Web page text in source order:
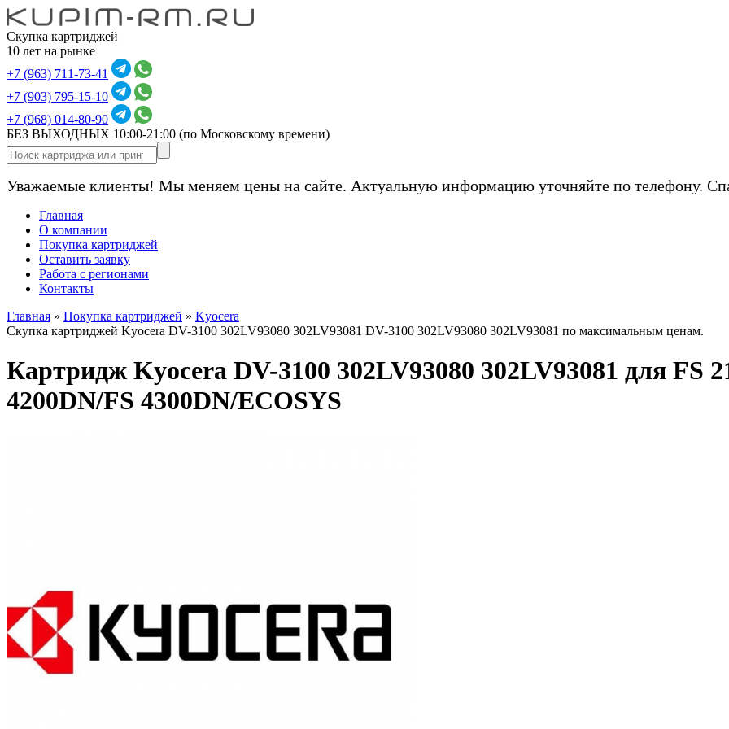
Скупка картриджей
10 лет на рынке
+7 (963) 711-73-41
+7 (903) 795-15-10
+7 (968) 014-80-90
БЕЗ ВЫХОДНЫХ 10:00-21:00 (по Московскому времени)
Уважаемые клиенты! Мы меняем цены на сайте. Актуальную информацию уточняйте по телефону.
Главная
О компании
Покупка картриджей
Оставить заявку
Работа с регионами
Контакты
Главная » Покупка картриджей » Kyocera
Скупка картриджей Kyocera DV-3100 302LV93080 302LV93081 DV-3100 302LV93080 302LV93081 по максимальным ценам.
Картридж Kyocera DV-3100 302LV93080 302LV93081 для FS
4200DN/FS 4300DN/ECOSYS